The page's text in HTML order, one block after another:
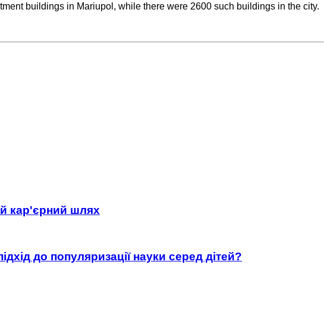
buildings in Mariupol, while there were 2600 such buildings in the city.
кар'єрний шлях
до популяризації науки серед дітей?